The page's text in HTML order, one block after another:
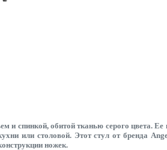
и спинкой, обитой тканью серого
или столовой. Этот стул от бренда
ножек.